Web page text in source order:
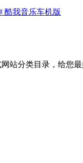
酷我音乐车机版
站分类目录，给您